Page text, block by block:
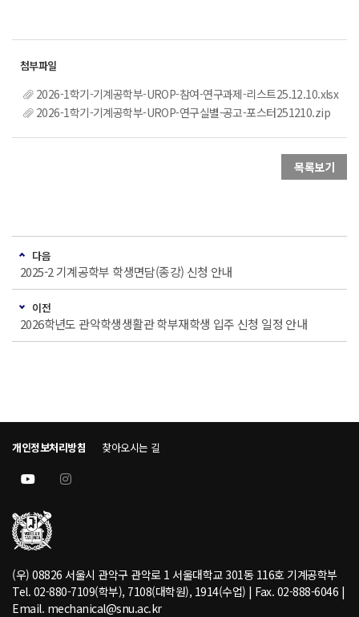
2026-1학기-기계공학부-UROP-참여-연구과제-리스트25.12.10.xlsx
2026-1학기-기계공학부-UROP-연구실별-공고-포스터251210.zip
목록보기
다음
2025-2 기계공학부 학생면담(종강) 신청 안내
이전
2026학년도 관악학생생활관 학부재학생 입주 신청 일정 안내
개인정보처리방침 찾아오시는 길
(우) 08826 서울시 관악구 관악로 1 서울대학교 301동 116호 기계공학부
Tel. 02-880-7109(학부), 7108(대학원), 1914(수업) | Fax. 02-888-6046 |
Email. mechanical@snu.ac.kr